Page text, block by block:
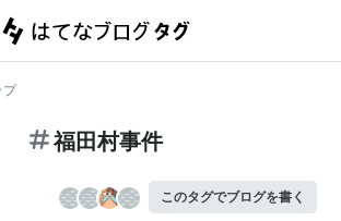
プ
福田村事件
このタグでブログを書く